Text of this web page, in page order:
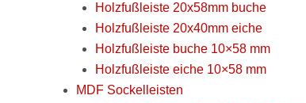
Holzfußleiste 20x58mm buche
Holzfußleiste 20x40mm eiche
Holzfußleiste buche 10×58 mm
Holzfußleiste eiche 10×58 mm
MDF Sockelleisten